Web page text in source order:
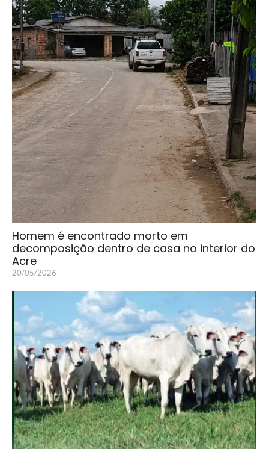
Homem é encontrado morto em
decomposição dentro de casa no interior do
Acre
20/05/2026